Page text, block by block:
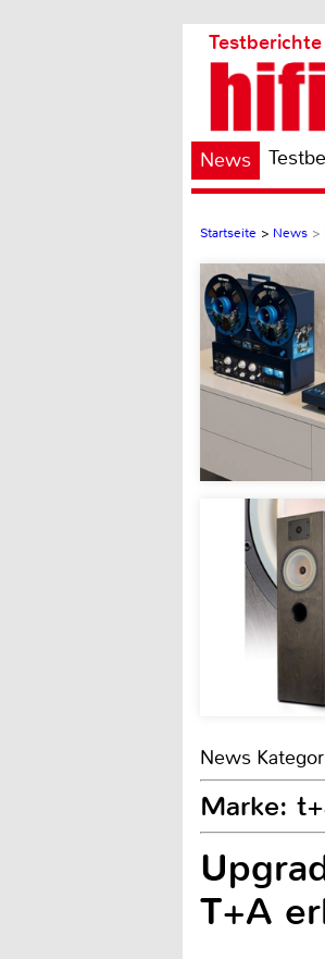
News
Startseite > News >
News
Marke:
T+A